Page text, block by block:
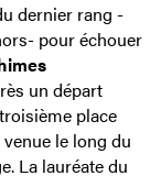
dernier rang -
pour échouer
un départ
place
venue le long du
La lauréate du